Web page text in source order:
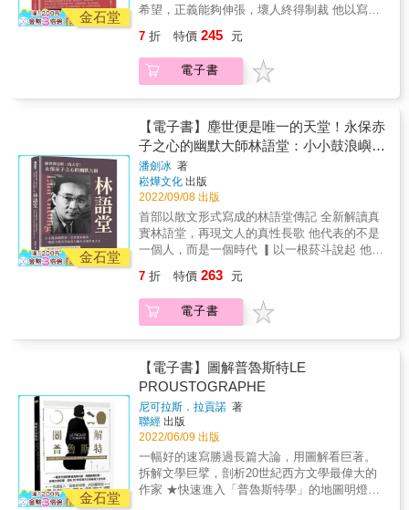
的船家少女翠翠所經歷的愛情悲劇，田園牧歌
金石堂
希望，正義能夠伸張，壞人終得制裁 他以寫作
催生經典悲劇 他是享譽世界的傳奇小說家──狄
更斯 & 「這是最美好的時代，這是最糟糕的時
代&hellip;&hellip;這是光明的季節，這是黑暗的
每況愈下，父親負債累累，舉家搬去負債監獄
居住。為了養家，為了供應姐姐進修，狄更斯
放棄自己念書的夢想，進入壓榨又血汗的工廠
打工，貼標籤一整天。這一整年煉獄般的生
活，他把底層生活的風貌刻印腦中，成為他往
後小說的敘述背景與軸心。 & ▎出社會見聞千
奇百怪，報紙發表文章一炮而紅 好不容易從學
校畢業後，他待過律師事務所和旅館，他偷聽
到許多聞所未聞的案件，在旅館見過形形色色
的人，為他的創作找到源源不絕的素材，加上
累積一票讀者，從無償寫作到以此謀生，從筆
名發表到本名出書，只有21歲的狄更斯精準走
上作家最嚮往的康莊大道！ & ▎《匹克威克外
作《匹克威克外傳》（The Pickwick Papers）
大獲好評，描寫匹克威克一夥人遊歷的有趣過
程，他把整個世界喜劇化，惡及惡行被包裝成
為喜劇元素。他用自己細緻入微的觀察、紀
錄，加上他那豐富到不可思議的想像力，把世
界變成一個幽默的世界，進而變成一個童話的
世界。無傷大雅的戲謔，卻反映了當時英國社
會的狀況。 & 上至女王，下至百姓，皆愛他的
7 折 特價 245 元
電子書
金石堂
【電子書】塵世便是唯一的天堂！永保赤
子之心的幽默大師林語堂：小小鼓浪嶼貫
穿一生的愛恨情仇，一根菸斗與含笑面容
勾勒出至情至性人生
潘劍冰 著
崧燁文化 出版
2022/09/08 出版
首部以散文形式寫成的林語堂傳記 全新解讀真
實林語堂，再現文人的真性長歌 他代表的不是
一個人，而是一個時代 ▎以一根菸斗說起 他的
為箴言， 他的宣言「只要清醒，就抽菸不止」
更讓很多業餘菸民望塵莫及。 林語堂的癖好就
是愛抽菸。他甚至以抽菸來判定一個人的品
他的妻子允許他在床上抽菸，他對此引以為
傲，說這是幸福婚姻的代表。他甚至要求別人
章菸氣甚重。 ▎攜手走過半個世紀的金玉緣 同
心相牽掛，一縷情依依。歲月如梭逝，銀絲鬢
笑，除非相見時。 1919年1月9日是林語堂與廖
翠鳳大喜之日。婚後，林語堂拿出結婚證書，
當著妻子的面將它付之一炬。對此，他解釋
7 折 特價 263 元
電子書
金石堂
【電子書】圖解普魯斯特LE
PROUSTOGRAPHE
尼可拉斯．拉貢諾 著
聯經 出版
2022/06/09 出版
一幅好的速寫勝過長篇大論，用圖解看巨著。
拆解文學巨擘，剖析20世紀西方文學最偉大的
作家 ★快速進入「普魯斯特學」的地圖明燈★